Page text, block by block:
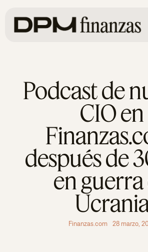
contenido
Podcast de
CIO en
después de
en guerra
Finanzas.com 28 marzo,